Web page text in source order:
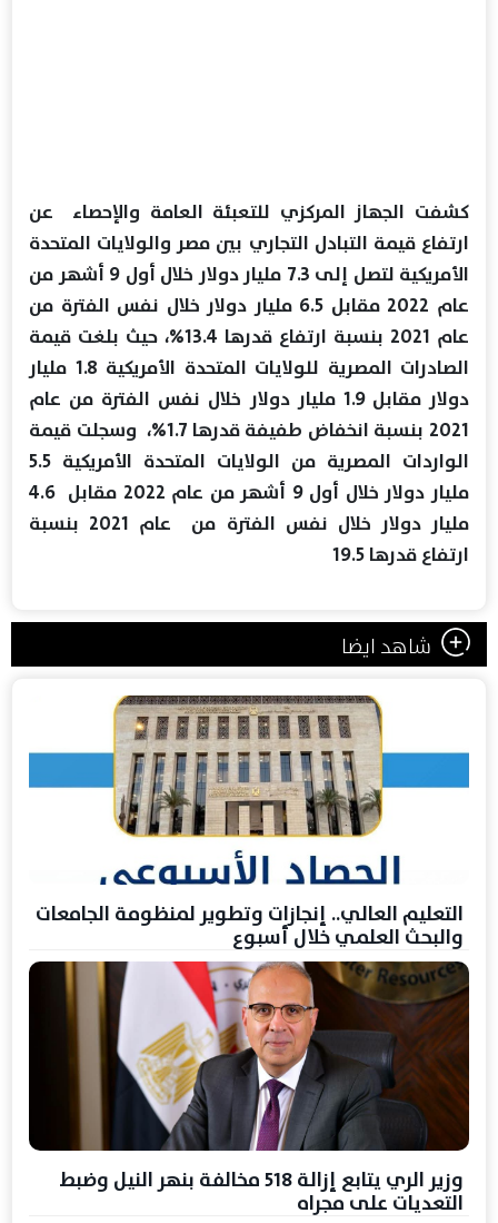
كشفت الجهاز المركزي للتعبئة العامة والإحصاء عن
ارتفاع قيمة التبادل التجاري بين مصر والولايات المتحدة
الأمريكية لتصل إلى 7.3 مليار دولار خلال أول 9 أشهر من
عام 2022 مقابل 6.5 مليار دولار خلال نفس الفترة من
عام 2021 بنسبة ارتفاع قدرها 13.4%، حيث بلغت قيمة
الصادرات المصرية للولايات المتحدة الأمريكية 1.8 مليار
دولار مقابل 1.9 مليار دولار خلال نفس الفترة من عام
2021 بنسبة انخفاض طفيفة قدرها 1.7%، وسجلت قيمة
الواردات المصرية من الولايات المتحدة الأمريكية 5.5
مليار دولار خلال أول 9 أشهر من عام 2022 مقابل 4.6
مليار دولار خلال نفس الفترة من عام 2021 بنسبة
ارتفاع قدرها 19.5
شاهد ايضا
التعليم العالي.. إنجازات وتطوير لمنظومة الجامعات
والبحث العلمي خلال أسبوع
وزير الري يتابع إزالة 518 مخالفة بنهر النيل وضبط
التعديات على مجراه